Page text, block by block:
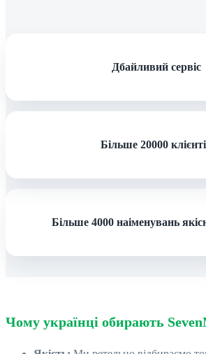
Дбайливий сервіс
Більше 20000
Більше 4000 наіменувань
Чому українці обирають